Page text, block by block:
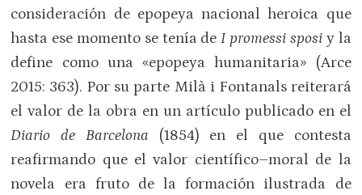
consideración de epopeya nacional heroica que
hasta ese momento se tenía deI promessi sposiy la
define como una «epopeya humanitaria» (Arce
2015: 363). Por su parte Milà i Fontanals reiterará
el valor de la obra en un artículo publicado en el
Diario de Barcelona (1854) en el que contesta
reafirmando que el valor científico–moral de la
novela era fruto de la formación ilustrada de